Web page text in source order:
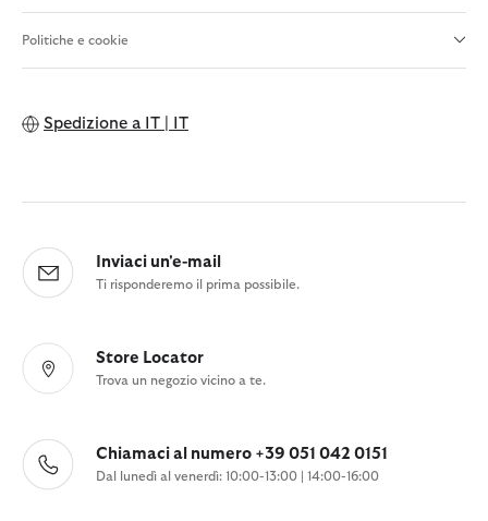
Politiche e cookie
Spedizione a IT | IT
Inviaci un'e-mail
Ti risponderemo il prima possibile.
Store Locator
Trova un negozio vicino a te.
Chiamaci al numero +39 051 042 0151
Dal lunedì al venerdì: 10:00-13:00 | 14:00-16:00